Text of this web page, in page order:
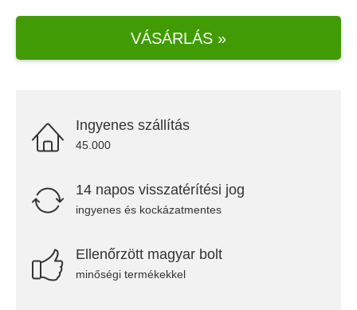
VÁSÁRLÁS »
Ingyenes szállítás
45.000
14 napos visszatérítési jog
ingyenes és kockázatmentes
Ellenőrzött magyar bolt
minőségi termékekkel